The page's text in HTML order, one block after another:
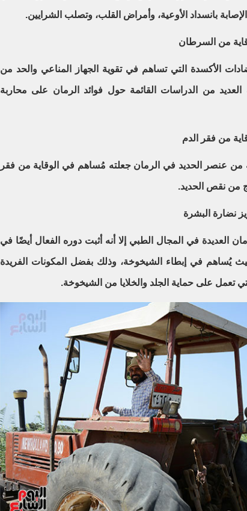
بانسداد الأوعية، وأمراض القلب، وتصلب الشرايين.
من السرطان
الأكسدة التي تساهم في تقوية الجهاز المناعي والحد من
العديد من الدراسات القائمة حول فوائد الرمان على محاربة
من فقر الدم
من عنصر الحديد في الرمان جعلته مُساهم في الوقاية من فقر
من نقص الحديد.
نضارة البشرة
العديدة في المجال الطبي إلا أنه أثبت دوره الفعال أيضًا في
يُساهم في إبطاء الشيخوخة، وذلك بفضل المكونات الفريدة
تعمل على حماية الجلد والخلايا من الشيخوخة.